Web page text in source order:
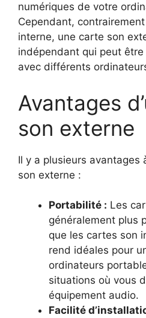
numériques de votre
Cependant,
interne, une carte son
indépendant qui peut
avec différents
Avantages
son externe
Il y a plusieurs avantages
son externe :
Portabilité : Les
généralement plus
que les cartes son
rend idéales pour
ordinateurs
situations où vous
équipement audio.
Facilité